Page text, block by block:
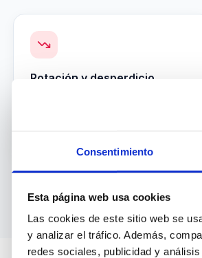
Consentimiento
Esta página web usa cookies
Las cookies de este sitio web se
y analizar el tráfico. Además,
redes sociales, publicidad y
Rotación y desperdicio